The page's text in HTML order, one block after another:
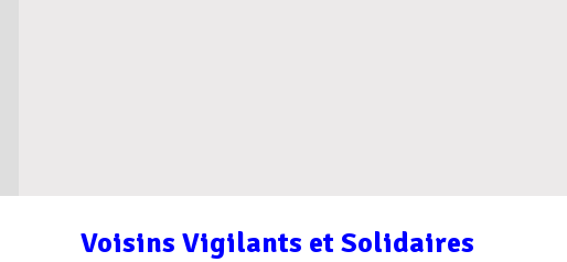
Voisins Vigilants et Solidaires